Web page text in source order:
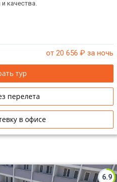
качества.
от 20 656 ₽ за ночь
тур
перелета
в офисе
6.9